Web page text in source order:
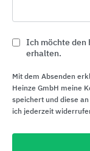
Ich möchte den
erhalten.
Mit dem Absenden
Heinze GmbH meine
speichert und diese
ich jederzeit